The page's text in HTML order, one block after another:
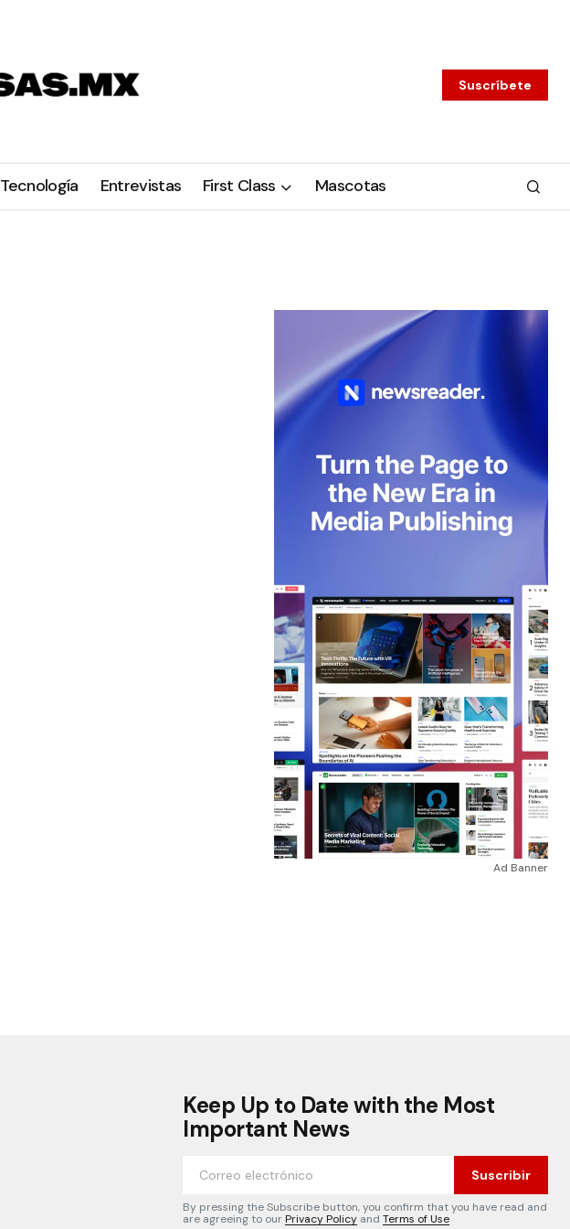
Suscríbete
Tecnología Entrevistas First Class Mascotas
Ad Banner
Keep Up to Date with the Most
Important News
Suscribir
By pressing the Subscribe button, you confirm that you have read and
are agreeing to ourPrivacy Policy and Terms of Use